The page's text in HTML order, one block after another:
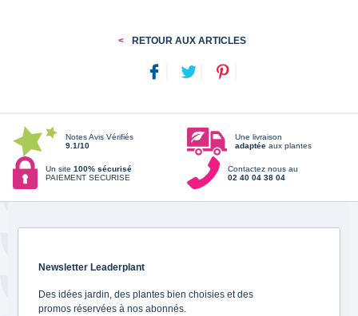
RETOUR AUX ARTICLES
Notes Avis Vérifiés
9.1/10
Une livraison
adaptée aux plantes
Un site 100% sécurisé
PAIEMENT SECURISE
Contactez nous au
02 40 04 38 04
Newsletter Leaderplant
Des idées jardin, des plantes bien choisies et des
promos réservées à nos abonnés.